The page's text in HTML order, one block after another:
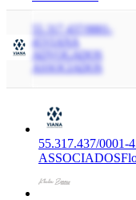
55.317.437/0001-
45
VIANA
ADVOGADOS
ASSOCIADOS
55.317.437/0001-
ASSOCIADOS